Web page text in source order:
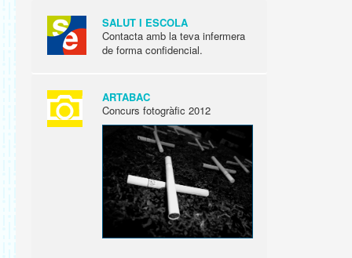
SALUT I ESCOLA
Contacta amb la teva infermera
de forma confidencial.
ARTABAC
Concurs fotogràfic 2012